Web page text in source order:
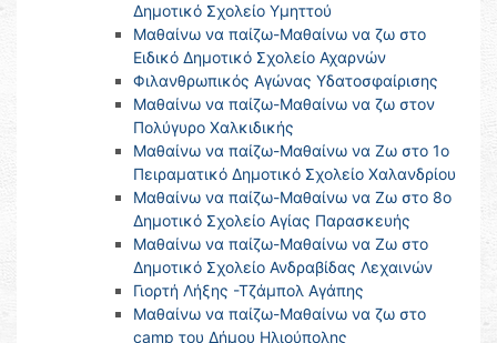
Δημοτικό Σχολείο Υμηττού
Μαθαίνω να παίζω-Μαθαίνω να ζω στο
Ειδικό Δημοτικό Σχολείο Αχαρνών
Φιλανθρωπικός Αγώνας Υδατοσφαίρισης
Μαθαίνω να παίζω-Μαθαίνω να ζω στον
Πολύγυρο Χαλκιδικής
Μαθαίνω να παίζω-Μαθαίνω να Ζω στο 1ο
Πειραματικό Δημοτικό Σχολείο Χαλανδρίου
Μαθαίνω να παίζω-Μαθαίνω να Ζω στο 8ο
Δημοτικό Σχολείο Αγίας Παρασκευής
Μαθαίνω να παίζω-Μαθαίνω να Ζω στο
Δημοτικό Σχολείο Ανδραβίδας Λεχαινών
Γιορτή Λήξης -Τζάμπολ Αγάπης
Μαθαίνω να παίζω-Μαθαίνω να ζω στο
camp του Δήμου Ηλιούπολης